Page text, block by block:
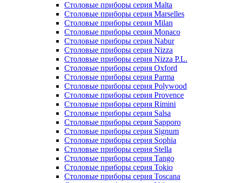
Столовые приборы серия Frankfurt
Столовые приборы серия Gatsby
Столовые приборы серия Grazia
Столовые приборы серия Kult
Столовые приборы серия LONDON
Столовые приборы серия Madrid
Столовые приборы серия Malta
Столовые приборы серия Marselles
Столовые приборы серия Milan
Столовые приборы серия Monaco
Столовые приборы серия Nabur
Столовые приборы серия Nizza
Столовые приборы серия Nizza P.L.
Столовые приборы серия Oxford
Столовые приборы серия Parma
Столовые приборы серия Polywood
Столовые приборы серия Provence
Столовые приборы серия Rimini
Столовые приборы серия Salsa
Столовые приборы серия Sapporo